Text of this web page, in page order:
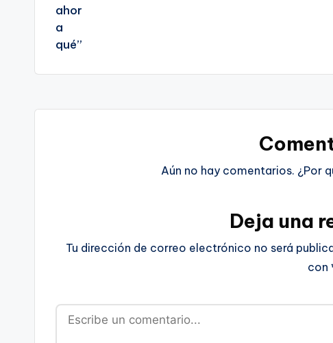
Aún no hay comentarios. ¿Por
Deja una
Tu dirección de correo electrónico no será
con